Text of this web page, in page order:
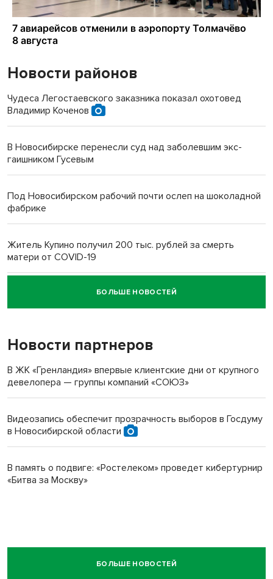
Новости районов
Чудеса Легостаевского заказника показал охотовед
Владимир Коченов
В Новосибирске перенесли суд над заболевшим экс-
гаишником Гусевым
Под Новосибирском рабочий почти ослеп на шоколадной
фабрике
Житель Купино получил 200 тыс. рублей за смерть
матери от COVID-19
Новосибирский суд наказал водителя за смерть
пенсионерки на вокзале
БОЛЬШЕ НОВОСТЕЙ
Новости партнеров
В ЖК «Гренландия» впервые клиентские дни от крупного
девелопера — группы компаний «СОЮЗ»
Видеозапись обеспечит прозрачность выборов в Госдуму
в Новосибирской области
В память о подвиге: «Ростелеком» проведет кибертурнир
«Битва за Москву»
БОЛЬШЕ НОВОСТЕЙ